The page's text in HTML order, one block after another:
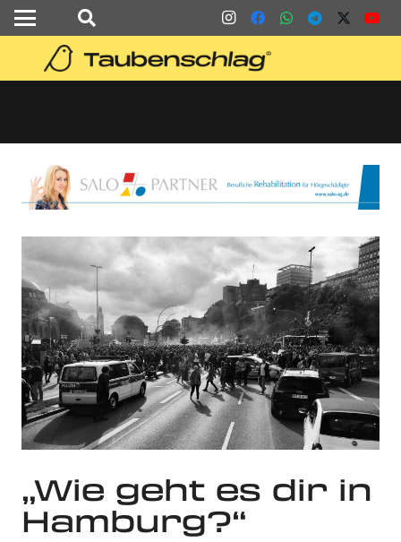
„Wie geht es dir in
Hamburg?“